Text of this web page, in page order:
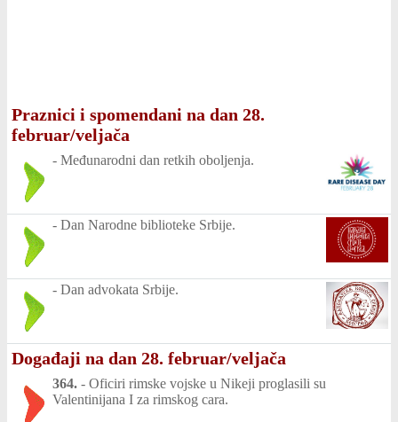
Praznici i spomendani na dan 28.
februar/veljača
- Međunarodni dan retkih oboljenja.
- Dan Narodne biblioteke Srbije.
- Dan advokata Srbije.
Događaji na dan 28. februar/veljača
364. - Oficiri rimske vojske u Nikeji proglasili su
Valentinijana I za rimskog cara.